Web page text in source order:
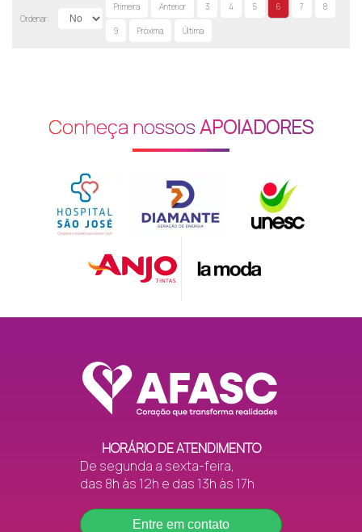
Ordenar:
Primeira Anterior 3 4 5 6 7 8
9 Próxima Última
Conheça nossosAPOIADORES
HORÁRIO DE ATENDIMENTO
De segunda a sexta-feira,
das 8h às 12h e das 13h às 17h
Entre em contato